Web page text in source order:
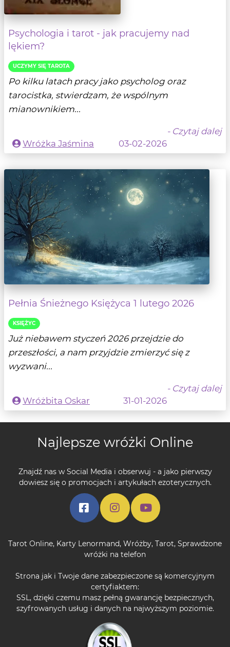
Psychologia i tarot - jak pracujemy nad
lękiem?
UCZYMY SIĘ TAROTA
Po kilku latach pracy jako psycholog oraz
tarocistka, stwierdzam, że wspólnym
mianownikiem...
- Czytaj dalej
Wróżka Jaśmina
03-02-2026
Pełnia Śnieżnego Księżyca 1 lutego 2026
KSIĘŻYC
Już niebawem styczeń 2026 przejdzie do
przeszłości, a nam przyjdzie zmierzyć się z
wyzwani...
- Czytaj dalej
Wróżbita Oskar
31-01-2026
Najlepsze wróżki Online
Znajdź nas w Social Media i obserwuj - a jako pierwszy
dowiesz się o promocjach i artykułach ezoterycznych.
Tarot Online, Karty Lenormand, Wróżby, Tarot, Sprawdzone
wróżki na telefon
Strona jak i Twoje dane zabezpieczone są komercyjnym
certyfiaktem:
SSL, dzięki czemu masz pełną gwarancję bezpiecznych,
szyfrowanych usług i danych na najwyższym poziomie.